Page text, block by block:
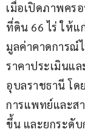
เมื่อเปิดภาพคร
ที่ดิน 66 ไร่ ให้แ
มูลค่าคาดการณ์
ราคาประเมินแ
อุบลราชธานี โด
การแพทย์และส
ขึ้น และยกระดั